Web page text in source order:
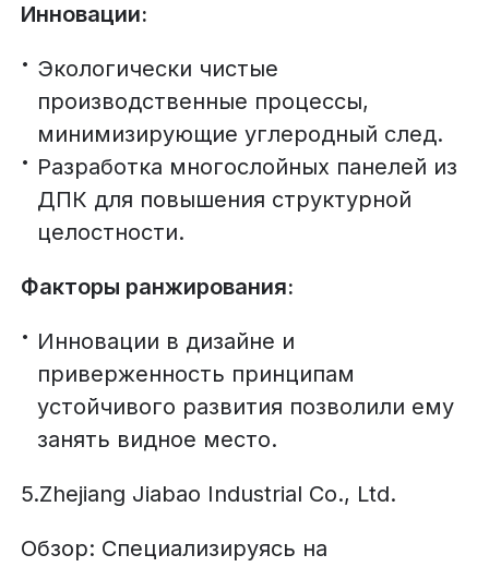
Инновации:
Экологически чистые
производственные процессы,
минимизирующие углеродный след.
Разработка многослойных панелей из
ДПК для повышения структурной
целостности.
Факторы ранжирования:
Инновации в дизайне и
приверженность принципам
устойчивого развития позволили ему
занять видное место.
5.Zhejiang Jiabao Industrial Co., Ltd.
Обзор: Специализируясь на